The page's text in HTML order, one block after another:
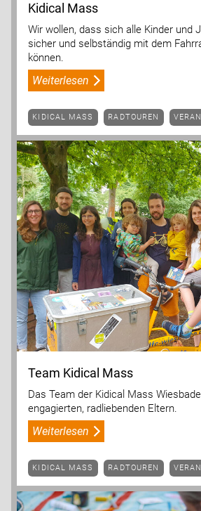
Kidical Mass
Wir wollen, dass sich alle Kinder und
sicher und selbständig mit dem
können.
Weiterlesen
KIDICAL MASS RADTOUREN
Team Kidical Mass
Das Team der Kidical Mass
engagierten, radliebenden Eltern.
Weiterlesen
KIDICAL MASS RADTOUREN